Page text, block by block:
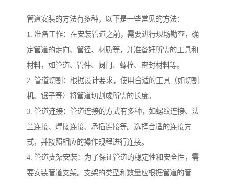
管道安装的方法有多种，以下是一些常见的方法：
1. 准备工作：在安装管道之前，需要进行现场勘查，确
定管道的走向、管径、材质等，并准备好所需的工具和
材料，如管道、管件、阀门、螺栓、密封材料等。
2. 管道切割：根据设计要求，使用合适的工具（如切割
机、锯子等）将管道切割成所需的长度。
3. 管道连接：管道连接的方式有多种，如螺纹连接、法
兰连接、焊接连接、承插连接等。选择合适的连接方
式，并按照相应的操作规程进行连接。
4. 管道支架安装：为了保证管道的稳定性和安全性，需
要安装管道支架。支架的类型和数量应根据管道的管